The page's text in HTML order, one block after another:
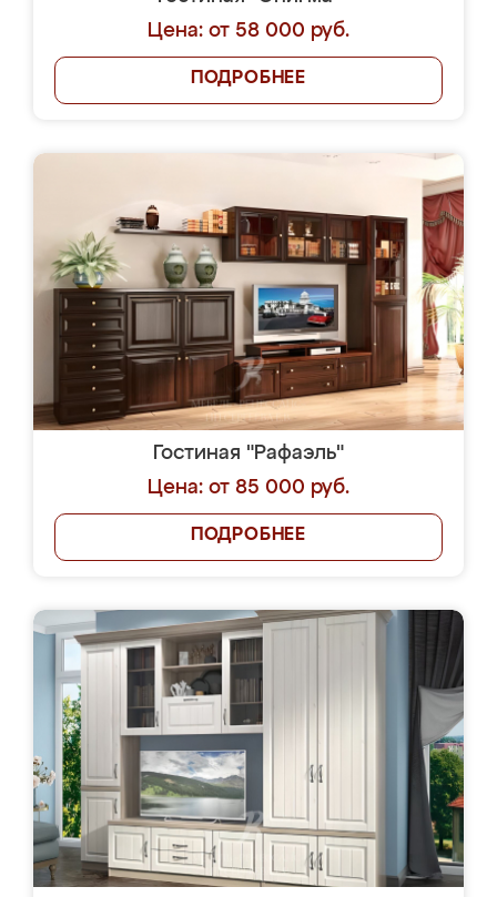
Цена: от 58 000 руб.
ПОДРОБНЕЕ
Гостиная "Рафаэль"
Цена: от 85 000 руб.
ПОДРОБНЕЕ